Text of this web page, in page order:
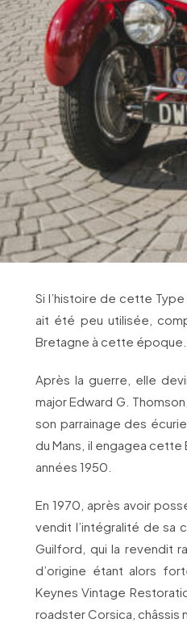
Si l’histoire de cette
ait été peu utilisée,
Bretagne à cette époque.
Après la guerre, elle
major Edward G.
son parrainage des
du Mans, il engagea
années 1950.
En 1970, après avoir
vendit l’intégralité de sa
Guilford, qui la revendit
d’origine étant alors
Keynes Vintage
roadster Corsica, châssis